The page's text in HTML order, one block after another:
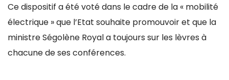
Ce dispositif a été voté dans le cadre de la « mobilité
électrique » que l’Etat souhaite promouvoir et que la
ministre Ségolène Royal a toujours sur les lèvres à
chacune de ses conférences.